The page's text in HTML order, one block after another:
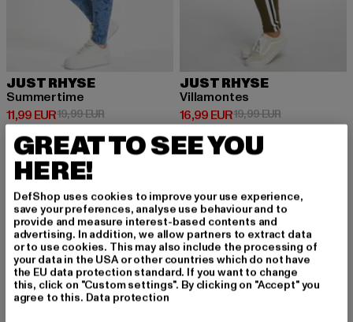
JUST RHYSE
Summertime
11,99 EUR
Derzeitiger Preis: 11,99 EUR
19,99 EURAktionspreis: 19,99 EUR
JUST RHYSE
Villamontes
16,99 EUR
Derzeitiger Preis: 16,99 EUR
19,99 EURAktionspreis:
MELDE DICH AN, UM
INSPIRIERT ZU BLEI
BEN!
GREAT TO SEE YOU
HERE!
DefShop uses cookies to improve your use experience,
save your preferences, analyse use behaviour and to
provide and measure interest-based contents and
advertising. In addition, we allow partners to extract data
or to use cookies. This may also include the processing of
your data in the USA or other countries which do not have
the EU data protection standard. If you want to change
this, click on "Custom settings". By clicking on "Accept" you
agree to this. Data protection